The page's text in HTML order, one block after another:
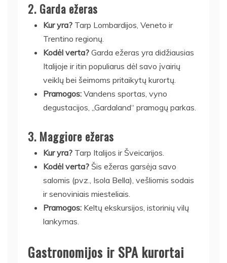
2. Garda ežeras
Kur yra? Tarp Lombardijos, Veneto ir
Trentino regionų.
Kodėl verta? Garda ežeras yra didžiausias
Italijoje ir itin populiarus dėl savo įvairių
veiklų bei šeimoms pritaikytų kurortų.
Pramogos: Vandens sportas, vyno
degustacijos, „Gardaland“ pramogų parkas.
3. Maggiore ežeras
Kur yra? Tarp Italijos ir Šveicarijos.
Kodėl verta? Šis ežeras garsėja savo
salomis (pvz., Isola Bella), vešliomis sodais
ir senoviniais miesteliais.
Pramogos: Keltų ekskursijos, istorinių vilų
lankymas.
Gastronomijos ir SPA kurortai